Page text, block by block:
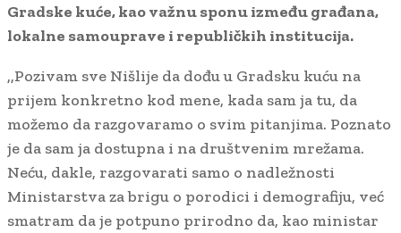
Gradske kuće, kao važnu sponu između građana,
lokalne samouprave i republičkih institucija.
,,Pozivam sve Nišlije da dođu u Gradsku kuću na
prijem konkretno kod mene, kada sam ja tu, da
možemo da razgovaramo o svim pitanjima. Poznato
je da sam ja dostupna i na društvenim mrežama.
Neću, dakle, razgovarati samo o nadležnosti
Ministarstva za brigu o porodici i demografiju, već
smatram da je potpuno prirodno da, kao ministar